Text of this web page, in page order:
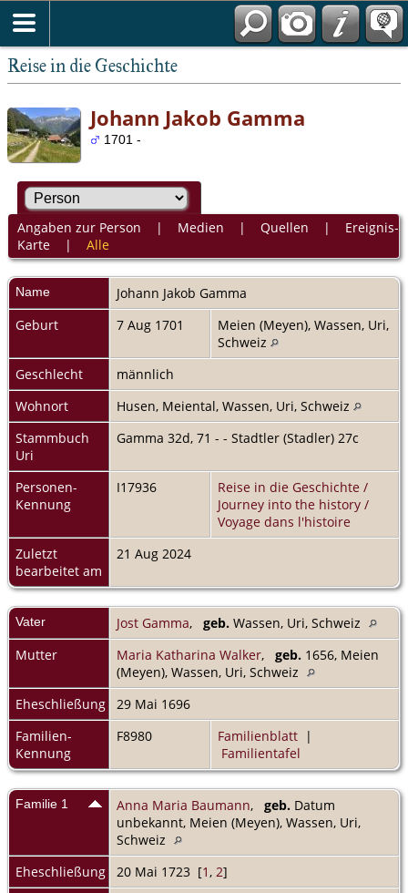
Reise in die Geschichte
Johann Jakob Gamma
1701 -
Angaben zur Person | Medien | Quellen | Ereignis-
Karte| Alle
Name Johann Jakob Gamma
Geburt
7 Aug 1701
Meien (Meyen), Wassen, Uri,
Schweiz
Geschlecht
männlich
Wohnort
Husen, Meiental, Wassen, Uri, Schweiz
Stammbuch
Uri
Gamma 32d, 71 - - Stadtler (Stadler) 27c
Personen-
Kennung
I17936
Reise in die Geschichte /
Journey into the history /
Voyage dans l'histoire
Zuletzt
bearbeitet am
21 Aug 2024
Vater Jost Gamma, geb. Wassen, Uri, Schweiz
Mutter
Maria Katharina Walker, geb. 1656, Meien
(Meyen), Wassen, Uri, Schweiz
Eheschließung
29 Mai 1696
Familien-
Kennung
F8980 Familienblatt |
Familientafel
Familie 1 Anna Maria Baumann, geb. Datum
unbekannt, Meien (Meyen), Wassen, Uri,
Schweiz
Eheschließung
20 Mai 1723 [1, 2]